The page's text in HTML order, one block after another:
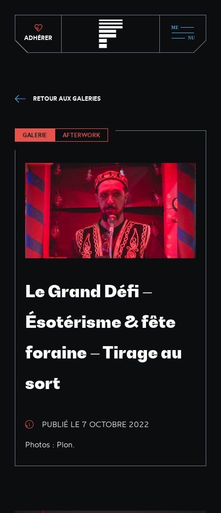
ADHÉRER
RETOUR AUX GALERIES
GALERIE AFTERWORK
Le Grand Défi –
Ésotérisme & fête
foraine – Tirage au
sort
PUBLIÉ LE 7 OCTOBRE 2022
Photos : Plon.